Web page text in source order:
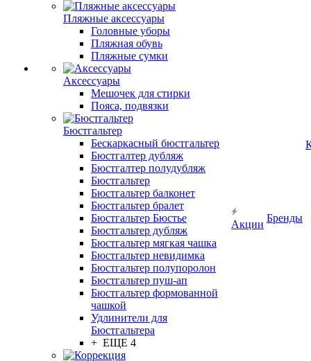
Пляжные аксессуары
Головные уборы
Пляжная обувь
Пляжные сумки
Аксессуары
Мешочек для стирки
Пояса, подвязки
Бюстгальтер
Бескаркасный бюстгальтер
Бюстгалтер дубляж
Бюстгалтер полудубляж
Бюстгальтер
Бюстгальтер балконет
Бюстгальтер бралет
Бюстгальтер Бюстье
Бюстгальтер дубляж
Бюстгальтер мягкая чашка
Бюстгальтер невидимка
Бюстгальтер полупоролон
Бюстгальтер пуш-ап
Бюстгальтер формованной
чашкой
Удлинители для
Бюстгальтера
+ ЕЩЕ 4
Акции
Бренды